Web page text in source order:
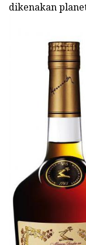
dikenakan